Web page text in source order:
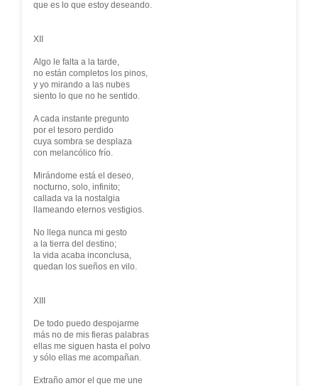
que es lo que estoy deseando.
XII
Algo le falta a la tarde,
no están completos los pinos,
y yo mirando a las nubes
siento lo que no he sentido.
A cada instante pregunto
por el tesoro perdido
cuya sombra se desplaza
con melancólico frío.
Mirándome está el deseo,
nocturno, solo, infinito;
callada va la nostalgia
llameando eternos vestigios.
No llega nunca mi gesto
a la tierra del destino;
la vida acaba inconclusa,
quedan los sueños en vilo.
XIII
De todo puedo despojarme
más no de mis fieras palabras
ellas me siguen hasta el polvo
y sólo ellas me acompañan.
Extraño amor el que me une